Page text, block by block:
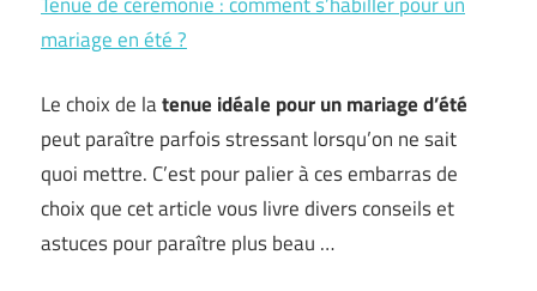
mariage en été ?
Le choix de latenue idéale pour un mariage d’été
peut paraître parfois stressant lorsqu’on ne sait
quoi mettre. C’est pour palier à ces embarras de
choix que cet article vous livre divers conseils et
astuces pour paraître plus beau …